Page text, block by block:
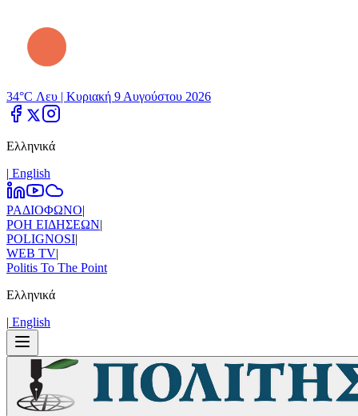
34°C Λευ | Κυριακή 9 Αυγούστου 2026
Ελληνικά
| Εnglish
ΡΑΔΙΟΦΩΝΟ|
ΡΟΗ ΕΙΔΗΣΕΩΝ|
POLIGNOSI|
WEB TV|
Politis To The Point
Ελληνικά
| Εnglish